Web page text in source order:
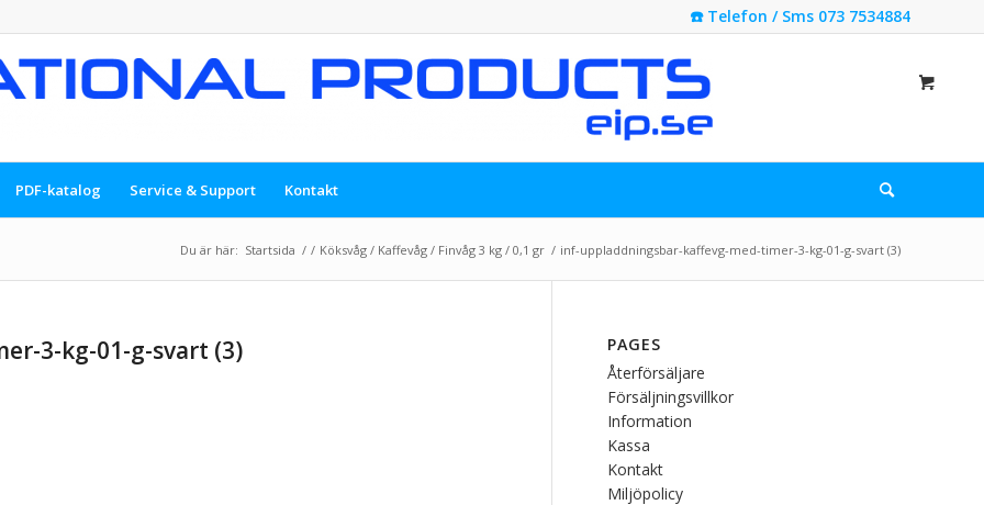
☎️ Telefon / Sms 073 7534884
PDF-katalog Service & Support Kontakt
Du är här: Startsida / / Köksvåg / Kaffevåg / Finvåg 3 kg / 0,1 gr / inf-uppladdningsbar-kaffevg-med-timer-3-kg-01-g-svart (3)
3-kg-01-g-svart (3)
PAGES
Återförsäljare
Försäljningsvillkor
Information
Kassa
Kontakt
Miljöpolicy